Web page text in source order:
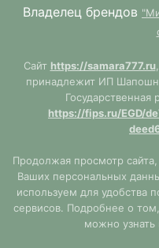
Владелец брендов
Сайт https://samara777.ru
принадлежит ИП
Государственная
https://fips.ru/EGD/
Продолжая просмотр
Ваших персональных
используем для удобства
сервисов. Подробнее о
можно узнать